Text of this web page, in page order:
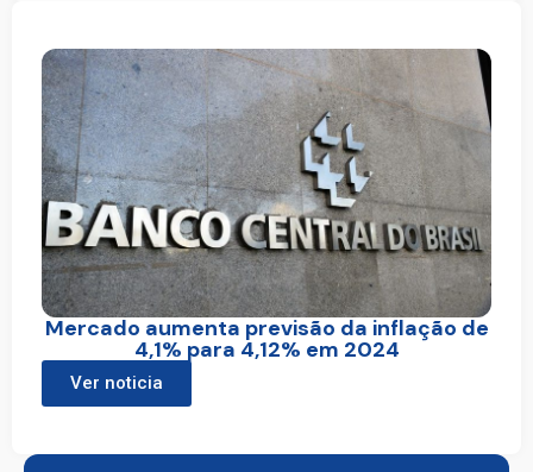
Mercado aumenta previsão da inflação de
4,1% para 4,12% em 2024
Ver noticia